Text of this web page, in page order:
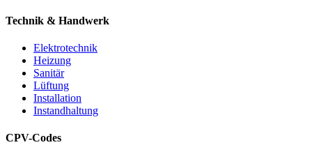
Technik & Handwerk
Elektrotechnik
Heizung
Sanitär
Lüftung
Installation
Instandhaltung
CPV-Codes